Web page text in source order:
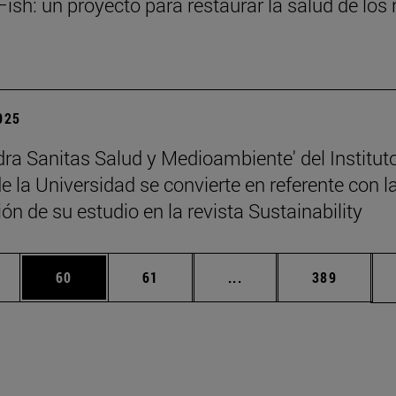
Sanitas Salud y Medioambiente' del
la Universidad se convierte en referente con
de su estudio en la revista Sustainability
Use TAB para desplazarse.
Página
60 Página
61 ... Páginas intermedias
Página
389